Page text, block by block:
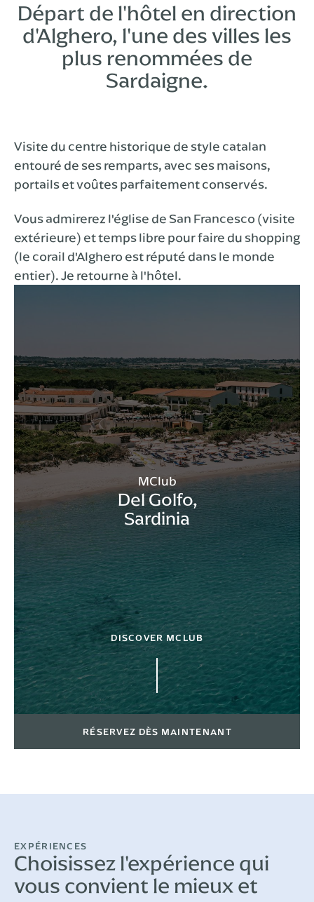
Départ de l'hôtel en direction
d'Alghero, l'une des villes les
plus renommées de
Sardaigne.
Visite du centre historique de style catalan
entouré de ses remparts, avec ses maisons,
portails et voûtes parfaitement conservés.
Vous admirerez l'église de San Francesco (visite
extérieure) et temps libre pour faire du shopping
(le corail d'Alghero est réputé dans le monde
entier). Je retourne à l'hôtel.
MClub
Del Golfo,
Sardinia
DISCOVER MCLUB
RÉSERVEZ DÈS MAINTENANT
EXPÉRIENCES
Choisissez l'expérience qui
vous convient le mieux et